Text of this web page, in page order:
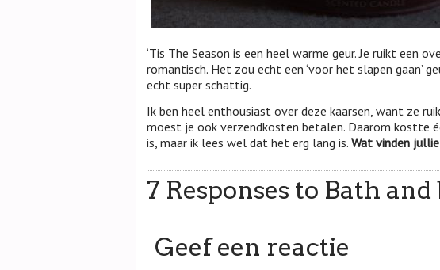
‘Tis The Season is een heel warme geur. Je ruikt een
romantisch. Het zou echt een ‘voor het slapen gaan’
echt super schattig.
Ik ben heel enthousiast over deze kaarsen, want ze
moest je ook verzendkosten betalen. Daarom kostte
is, maar ik lees wel dat het erg lang is. Wat vinden
7 Responses to Bath
Geef een reactie